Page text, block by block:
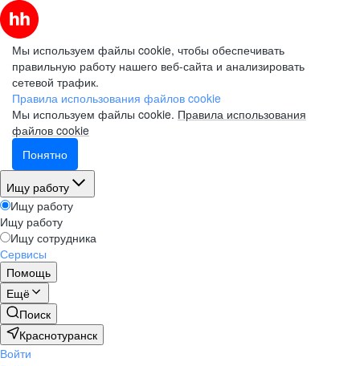
Мы используем файлы cookie, чтобы обеспечивать
правильную работу нашего веб-сайта и анализировать
сетевой трафик.
Правила использования файлов cookie
Мы используем файлы cookie. Правила использования
файлов cookie
Понятно
Ищу работу
Ищу работу
Ищу работу
Ищу сотрудника
Сервисы
Помощь
Ещё
Поиск
Краснотуранск
Войти